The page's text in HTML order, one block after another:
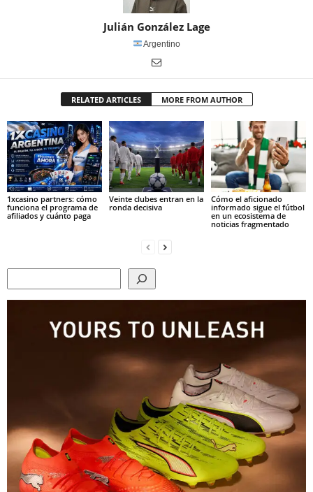
Julián González Lage
Argentino
RELATED ARTICLES MORE FROM AUTHOR
1xcasino partners: cómo
funciona el programa de
afiliados y cuánto paga
Veinte clubes entran en la
ronda decisiva
Cómo el aficionado
informado sigue el fútbol
en un ecosistema de
noticias fragmentado